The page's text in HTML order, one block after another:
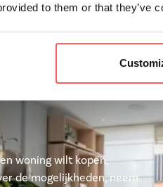
to them or that they’ve
woning wilt kopen,
de mogelijkheden, neem